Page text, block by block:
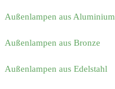
Außenlampen aus Aluminium
Außenlampen aus Bronze
Außenlampen aus Edelstahl